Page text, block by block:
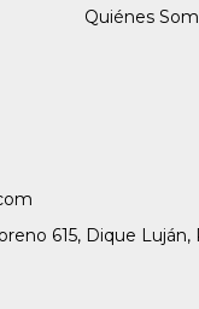
Quiénes
615, Dique Luján,